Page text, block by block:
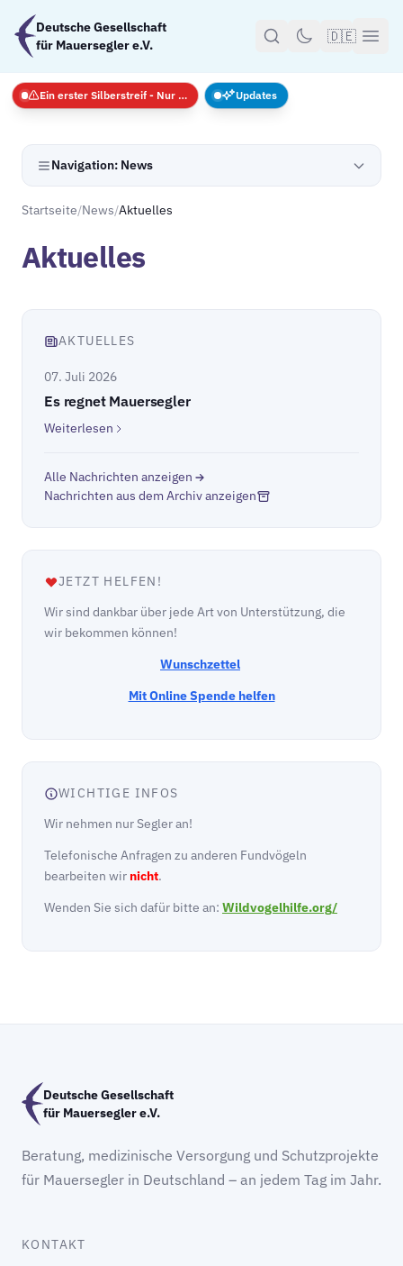
Zum Hauptinhalt springen
Deutsche Gesellschaft
für Mauersegler e.V.
🇩🇪
Navigation: News
Startseite/News/Aktuelles
Aktuelles
AKTUELLES
07. Juli 2026
Es regnet Mauersegler
Weiterlesen
Alle Nachrichten anzeigen
Nachrichten aus dem Archiv anzeigen
JETZT HELFEN!
Wir sind dankbar über jede Art von Unterstützung, die
wir bekommen können!
Wunschzettel
Mit Online Spende helfen
WICHTIGE INFOS
Wir nehmen nur Segler an!
Telefonische Anfragen zu anderen Fundvögeln
bearbeiten wir nicht.
Wenden Sie sich dafür bitte an: Wildvogelhilfe.org/
Deutsche Gesellschaft
für Mauersegler e.V.
Beratung, medizinische Versorgung und Schutzprojekte
für Mauersegler in Deutschland – an jedem Tag im Jahr.
KONTAKT
Ein erster Silberstreif - Nur Notfälle Updates